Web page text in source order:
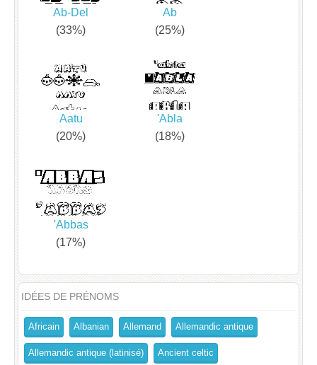
Ab-Del
(33%)
Ab
(25%)
Aatu
(20%)
'Abla
(18%)
'Abbas
(17%)
IDÉES DE PRÉNOMS
Africain Albanian Allemand Allemandic antique
Allemandic antique (latinisé) Ancient celtic